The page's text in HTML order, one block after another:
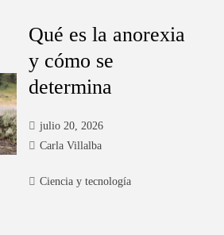
Qué es la anorexia
y cómo se
determina
julio 20, 2026
Carla Villalba
Ciencia y tecnología